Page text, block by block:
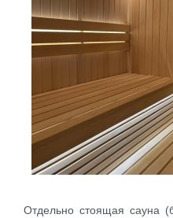
Отдельно стоящая сауна